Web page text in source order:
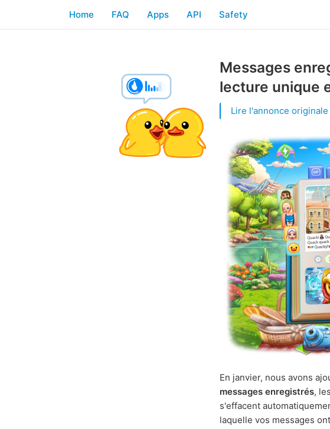
Home FAQ Apps API Safety
Messages
lecture unique
Lire l'annonce
En janvier, nous avons
messages enregistrés, les
s'effacent
laquelle vos messages